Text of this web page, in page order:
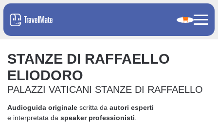
STANZE DI RAFFAELLO
ELIODORO
PALAZZI VATICANI STANZE DI RAFFAELLO
Audioguida originale scritta da autori esperti
e interpretata da speaker professionisti